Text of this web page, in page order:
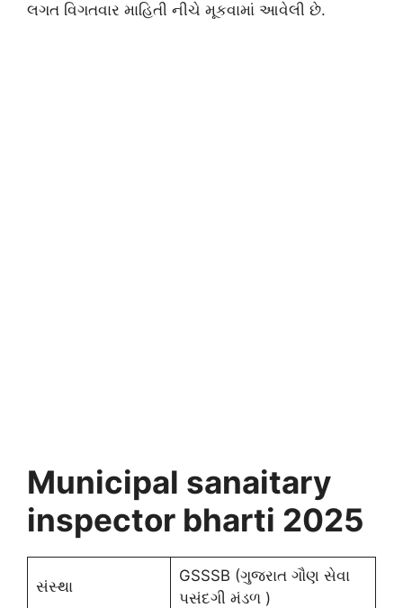
લગત વિગતવાર માહિતી નીચે મૂકવામાં આવેલી છે.
Municipal sanaitary
inspector bharti 2025
સંસ્થા
GSSSB (ગુજરાત ગૌણ સેવા
પસંદગી મંડળ )